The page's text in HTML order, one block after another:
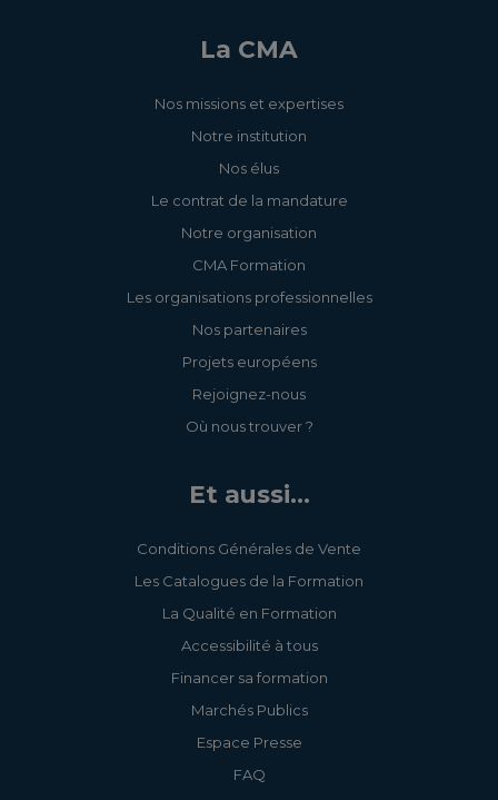
La CMA
Nos missions et expertises
Notre institution
Nos élus
Le contrat de la mandature
Notre organisation
CMA Formation
Les organisations professionnelles
Nos partenaires
Projets européens
Rejoignez-nous
Où nous trouver ?
Et aussi...
Conditions Générales de Vente
Les Catalogues de la Formation
La Qualité en Formation
Accessibilité à tous
Financer sa formation
Marchés Publics
Espace Presse
FAQ